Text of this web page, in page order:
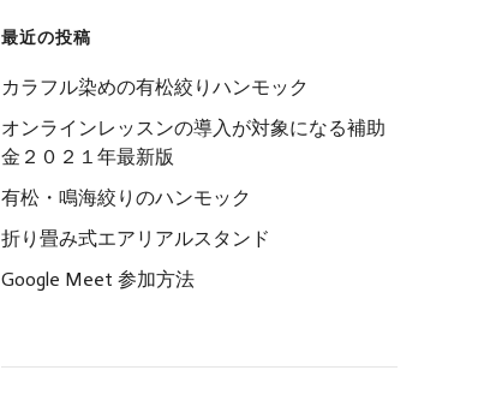
最近の投稿
カラフル染めの有松絞りハンモック
オンラインレッスンの導入が対象になる補助
金２０２１年最新版
有松・鳴海絞りのハンモック
折り畳み式エアリアルスタンド
Google Meet 参加方法